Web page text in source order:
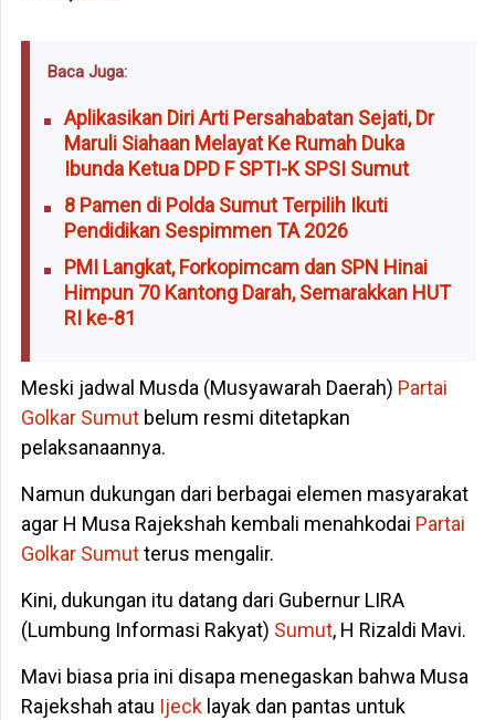
Baca Juga:
Aplikasikan Diri Arti Persahabatan Sejati, Dr
Maruli Siahaan Melayat Ke Rumah Duka
Ibunda Ketua DPD F SPTI-K SPSI Sumut
8 Pamen di Polda Sumut Terpilih Ikuti
Pendidikan Sespimmen TA 2026
PMI Langkat, Forkopimcam dan SPN Hinai
Himpun 70 Kantong Darah, Semarakkan HUT
RI ke-81
Meski jadwal Musda (Musyawarah Daerah) Partai
Golkar Sumutbelum resmi ditetapkan
pelaksanaannya.
Namun dukungan dari berbagai elemen masyarakat
agar H Musa Rajekshah kembali menahkodai Partai
Golkar Sumutterus mengalir.
Kini, dukungan itu datang dari Gubernur LIRA
(Lumbung Informasi Rakyat) Sumut, H Rizaldi Mavi.
Mavi biasa pria ini disapa menegaskan bahwa Musa
Rajekshah atau Ijecklayak dan pantas untuk